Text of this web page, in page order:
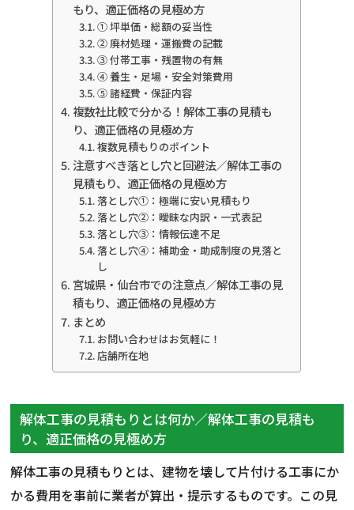
もり、適正価格の見極め方
① 坪単価・総額の妥当性
② 廃材処理・運搬費の記載
③ 付帯工事・残置物の有無
④ 養生・足場・安全対策費用
⑤ 諸経費・保証内容
複数社比較で分かる！解体工事の見積も
り、適正価格の見極め方
複数見積もりのポイント
注意すべき落とし穴と回避法／解体工事の
見積もり、適正価格の見極め方
落とし穴①：極端に安い見積もり
落とし穴②：曖昧な内訳・一式表記
落とし穴③：情報伝達不足
落とし穴④：補助金・助成制度の見落と
し
宮城県・仙台市での注意点／解体工事の見
積もり、適正価格の見極め方
まとめ
お問い合わせはお気軽に！
店舗所在地
解体工事の見積もりとは何か／解体工事の見積も
り、適正価格の見極め方
解体工事の見積もりとは、建物を壊して片付ける工事にか
かる費用を事前に業者が算出・提示するものです。この見